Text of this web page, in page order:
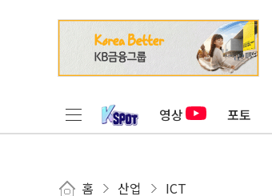
영상 포토
홈 산업 ICT